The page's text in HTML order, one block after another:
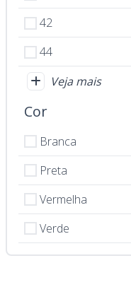
42
44
Veja mais
Cor
Branca
Preta
Vermelha
Verde